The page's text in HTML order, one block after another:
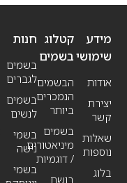
מידע
שימושי
אודות
יצירת
קשר
שאלות
נוספות
בלוג
חנות
בשמים
לגברים
בשמים
לנשים
בשמי
נישה
בשמי
קטלוג
בשמים
הבשמים
הנמכרים
ביותר
בשמים
מיניאטורים
/ דוגמיות
בושם